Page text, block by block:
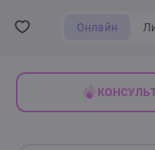
Онлайн